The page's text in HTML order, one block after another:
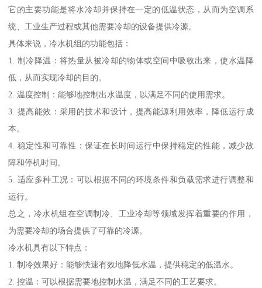
它的主要功能是将水冷却并保持在一定的低温状态，从而为空调系
统、工业生产过程或其他需要冷却的设备提供冷源。
具体来说，冷水机组的功能包括：
1. 制冷降温：将热量从被冷却的物体或空间中吸收出来，使水温降
低，从而实现冷却的目的。
2. 温度控制：能够地控制出水温度，以满足不同的使用需求。
3. 提高能效：采用的技术和设计，提高能源利用效率，降低运行成
本。
4. 稳定性和可靠性：保证在长时间运行中保持稳定的性能，减少故
障和停机时间。
5. 适应多种工况：可以根据不同的环境条件和负载需求进行调整和
运行。
总之，冷水机组在空调制冷、工业冷却等领域发挥着重要的作用，
为需要冷却的场合提供了可靠的冷源。
冷水机具有以下特点：
1. 制冷效果好：能够快速有效地降低水温，提供稳定的低温水。
2. 控温：可以根据需要地控制水温，满足不同的工艺要求。